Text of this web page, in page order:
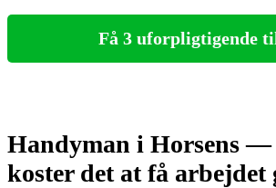
Få 3 uforpligtigende
Handyman i Horsens —
koster det at få arbejdet